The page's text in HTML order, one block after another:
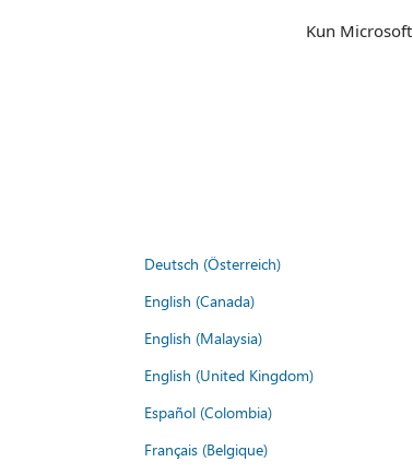
Kun Microsoft
Deutsch (Österreich)
English (Canada)
English (Malaysia)
English (United Kingdom)
Español (Colombia)
Français (Belgique)